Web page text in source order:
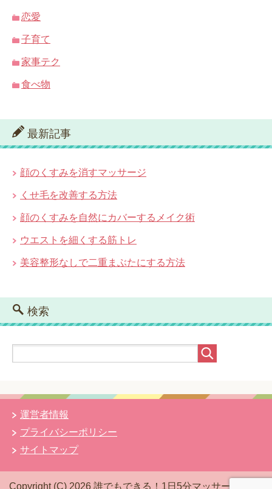
恋愛
子育て
家事テク
食べ物
最新記事
顔のくすみを消すマッサージ
くせ毛を改善する方法
顔のくすみを自然にカバーするメイク術
ウエストを細くする筋トレ
美容整形なしで二重まぶたにする方法
検索
運営者情報
プライバシーポリシー
サイトマップ
Copyright (C) 2026 誰でもできる！1日5分マッサージ